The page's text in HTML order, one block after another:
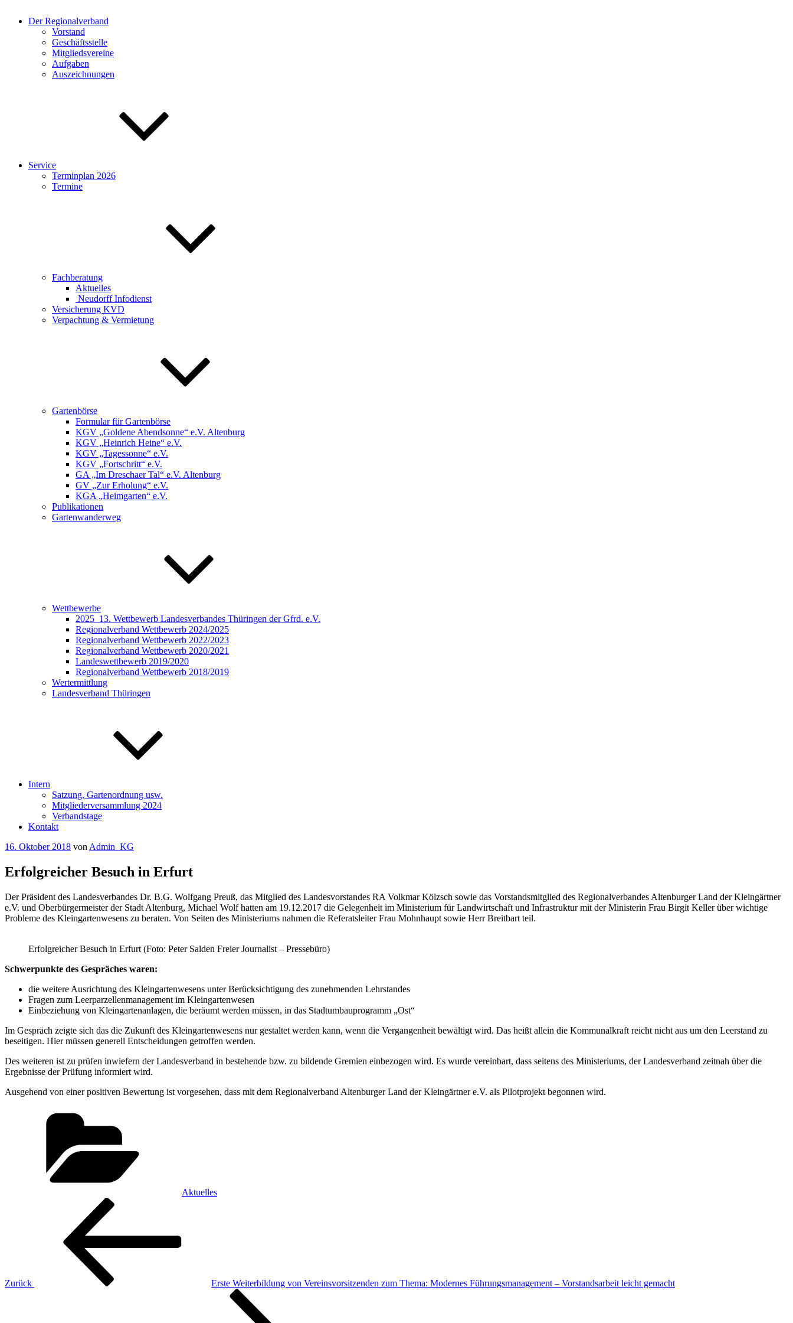
Der Regionalverband
Vorstand
Geschäftsstelle
Mitgliedsvereine
Aufgaben
Auszeichnungen
Service
Terminplan 2026
Termine
Fachberatung
Aktuelles
Neudorff Infodienst
Versicherung KVD
Verpachtung & Vermietung
Gartenbörse
Formular für Gartenbörse
KGV „Goldene Abendsonne“ e.V. Altenburg
KGV „Heinrich Heine“ e.V.
KGV „Tagessonne“ e.V.
KGV „Fortschritt“ e.V.
GA „Im Dreschaer Tal“ e.V. Altenburg
GV „Zur Erholung“ e.V.
KGA „Heimgarten“ e.V.
Publikationen
Gartenwanderweg
Wettbewerbe
2025_13. Wettbewerb Landesverbandes Thüringen der Gfrd. e.V.
Regionalverband Wettbewerb 2024/2025
Regionalverband Wettbewerb 2022/2023
Regionalverband Wettbewerb 2020/2021
Landeswettbewerb 2019/2020
Regionalverband Wettbewerb 2018/2019
Wertermittlung
Landesverband Thüringen
Intern
Satzung, Gartenordnung usw.
Mitgliederversammlung 2024
Verbandstage
Kontakt
Veröffentlicht
16. Oktober 2018 von Admin_KG
Erfolgreicher Besuch in Erfurt
Der Präsident des Landesverbandes Dr. B.G. Wolfgang Preuß, das Mitglied des Landesvorstandes RA Volkmar Kölzsch sowie das Vorstandsmitglied des Regionalverbandes Altenburger Land der Kleingärtner
e.V. und Oberbürgermeister der Stadt Altenburg, Michael Wolf hatten am 19.12.2017 die Gelegenheit im Ministerium für Landwirtschaft und Infrastruktur mit der Ministerin Frau Birgit Keller über wichtige
Probleme des Kleingartenwesens zu beraten. Von Seiten des Ministeriums nahmen die Referatsleiter Frau Mohnhaupt sowie Herr Breitbart teil.
Erfolgreicher Besuch in Erfurt (Foto: Peter Salden Freier Journalist – Pressebüro)
Schwerpunkte des Gespräches waren:
die weitere Ausrichtung des Kleingartenwesens unter Berücksichtigung des zunehmenden Lehrstandes
Fragen zum Leerparzellenmanagement im Kleingartenwesen
Einbeziehung von Kleingartenanlagen, die beräumt werden müssen, in das Stadtumbauprogramm „Ost“
Im Gespräch zeigte sich das die Zukunft des Kleingartenwesens nur gestaltet werden kann, wenn die Vergangenheit bewältigt wird. Das heißt allein die Kommunalkraft reicht nicht aus um den Leerstand zu
beseitigen. Hier müssen generell Entscheidungen getroffen werden.
Des weiteren ist zu prüfen inwiefern der Landesverband in bestehende bzw. zu bildende Gremien einbezogen wird. Es wurde vereinbart, dass seitens des Ministeriums, der Landesverband zeitnah über die
Ergebnisse der Prüfung informiert wird.
Ausgehend von einer positiven Bewertung ist vorgesehen, dass mit dem Regionalverband Altenburger Land der Kleingärtner e.V. als Pilotprojekt begonnen wird.
Aktuelles
Beitragsnavigation
Zurück
Erste Weiterbildung von Vereinsvorsitzenden zum Thema: Modernes Führungsmanagement – Vorstandsarbeit leicht gemacht